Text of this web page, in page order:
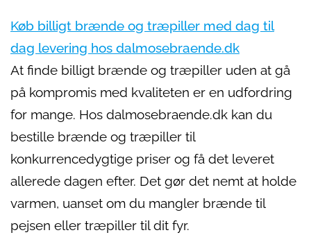
Køb billigt brænde og træpiller med dag til
dag levering hos dalmosebraende.dk
At finde billigt brænde og træpiller uden at gå
på kompromis med kvaliteten er en udfordring
for mange. Hos dalmosebraende.dk kan du
bestille brænde og træpiller til
konkurrencedygtige priser og få det leveret
allerede dagen efter. Det gør det nemt at holde
varmen, uanset om du mangler brænde til
pejsen eller træpiller til dit fyr.